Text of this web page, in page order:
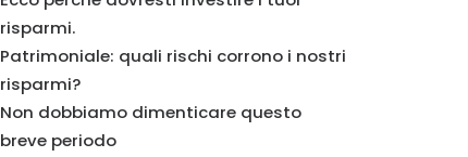
risparmi.
Patrimoniale: quali rischi corrono i nostri
risparmi?
Non dobbiamo dimenticare questo
breve periodo